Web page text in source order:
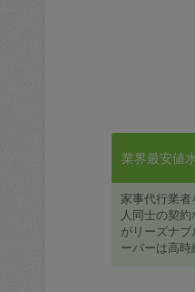
業界最安値
家事代行業
人同士の契
がリーズナブ
ーパーは高時